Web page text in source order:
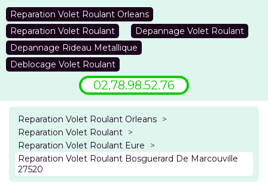
Reparation Volet Roulant Orleans
Reparation Volet Roulant
Depannage Volet Roulant
Depannage Rideau Metallique
Deblocage Volet Roulant
02.78.98.52.76
Reparation Volet Roulant Orleans >
Reparation Volet Roulant >
Reparation Volet Roulant Eure
>
Reparation Volet Roulant Bosguerard De Marcouville
27520